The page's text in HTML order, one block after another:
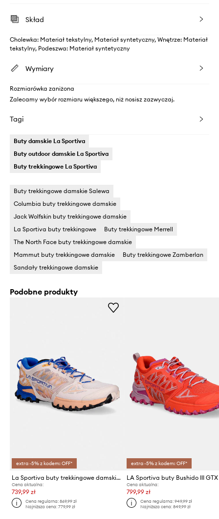
Skład
Cholewka: Materiał tekstylny, Materiał syntetyczny, Wnętrze: Materiał
tekstylny, Podeszwa: Materiał syntetyczny
Wymiary
Rozmiarówka zaniżona
Zalecamy wybór rozmiaru większego, niż nosisz zazwyczaj.
Tagi
Buty damskie La Sportiva
Buty outdoor damskie La Sportiva
Buty trekkingowe La Sportiva
Buty trekkingowe damskie Salewa
Columbia buty trekkingowe damskie
Jack Wolfskin buty trekkingowe damskie
La Sportiva buty trekkingowe
Buty trekkingowe Merrell
The North Face buty trekkingowe damskie
Mammut buty trekkingowe damskie
Buty trekkingowe Zamberlan
Sandały trekkingowe damskie
Podobne produkty
extra -5% z kodem: OFF*
La Sportiva buty trekkingowe damskie Bushido III
Cena aktualna:
739,99 zł
Cena regularna:869,99 zł
Najniższa cena:779,99 zł
extra -5% z kodem: OFF*
LA Sportiva buty Bushido III GTX
Cena aktualna:
799,99 zł
Cena regularna: 949,99 zł
Najniższa cena: 849,99 zł